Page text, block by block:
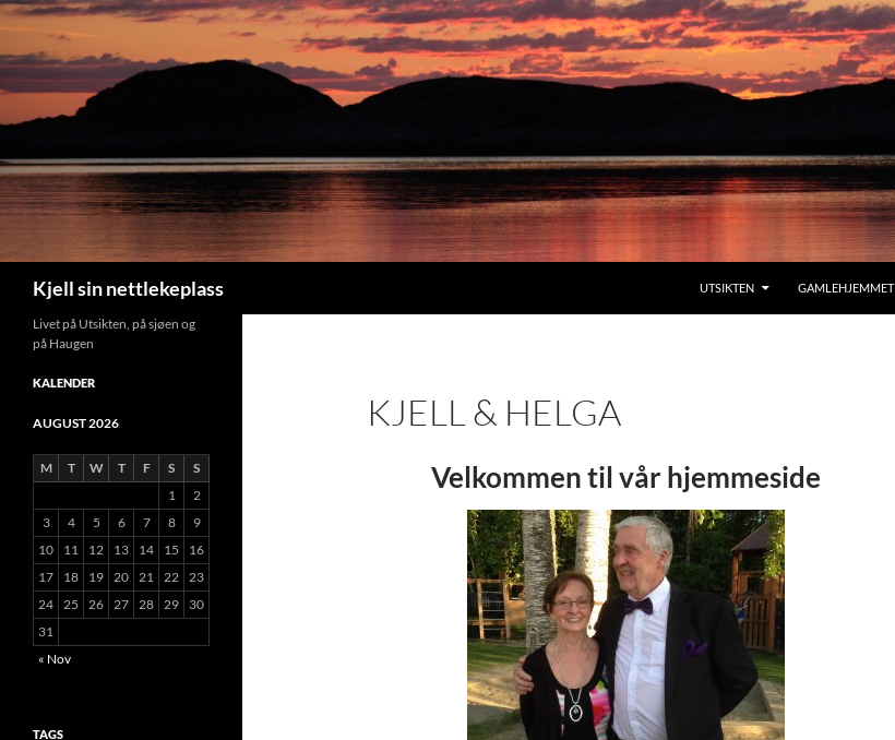
Kjell sin nettlekeplass
UTSIKTEN
GAMLEHJEMMET
KJELL & HELGA
Velkommen til vår hjemmeside
Livet på Utsikten, på sjøen og
på Haugen
KALENDER
AUGUST 2026
M T W T F S
S
1
2
3
4 5 6 7 8
9
10
11 12 13 14 15
16
17
18 19 20 21 22 23
24 25 26 27 28 29
30
31
« Nov
TAGS